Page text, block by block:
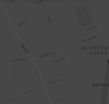
Kavárna Velký